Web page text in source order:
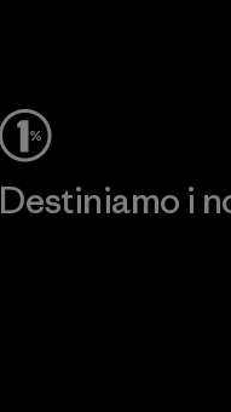
Destiniamo i